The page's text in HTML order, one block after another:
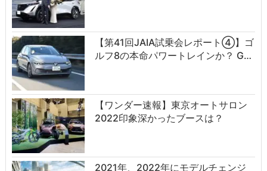
【第41回JAIA試乗会レポート④】ゴ
ルフ8の本命パワートレインか？ G…
【ワンダー速報】東京オートサロン
2022印象深かったブースは？
2021年、2022年にモデルチェンジ